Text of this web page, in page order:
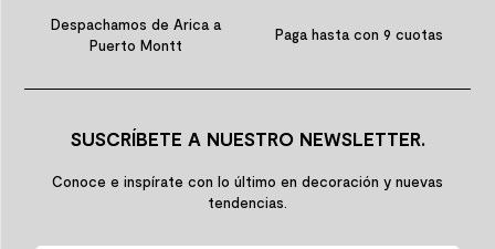
Despachamos de Arica a
Puerto Montt
Paga hasta con 9 cuotas
SUSCRÍBETE A NUESTRO NEWSLETTER.
Conoce e inspírate con lo último en decoración y nuevas
tendencias.